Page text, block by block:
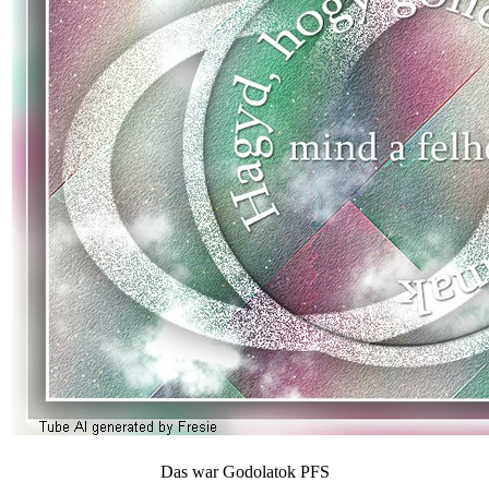
Das war Godolatok PFS